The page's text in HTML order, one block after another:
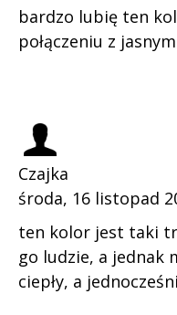
bardzo lubię ten
połączeniu z
Czajka
środa, 16 listopad
ten kolor jest taki
go ludzie, a jednak
ciepły, a